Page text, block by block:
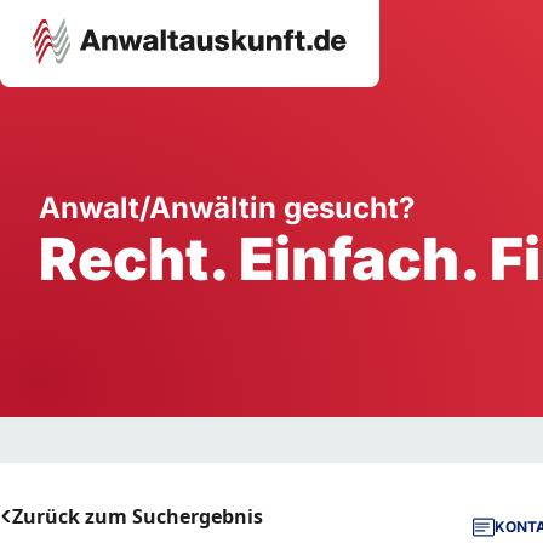
Ausbildung
Handwerk
Dienstleistung
Anwalt/Anwältin gesucht?
Recht. Einfach.
Zurück zum Suchergebnis